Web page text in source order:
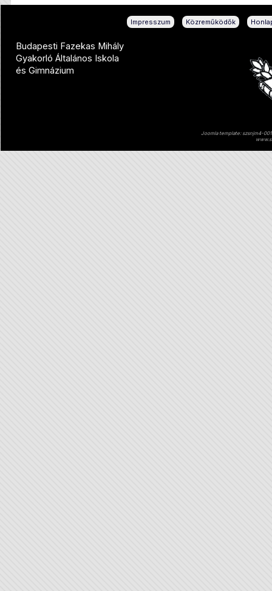
Impresszum Közreműködők
Budapesti Fazekas Mihály
Gyakorló Általános Iskola
és Gimnázium
Joomla template: szsnjm4-